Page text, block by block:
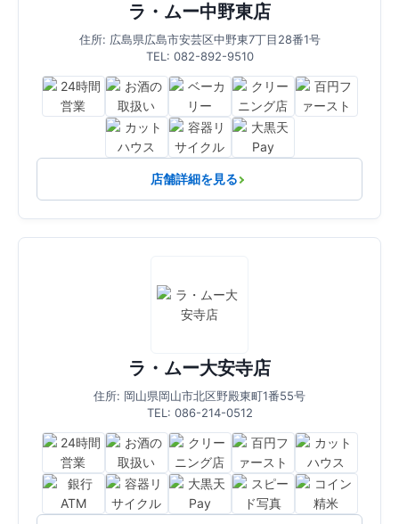
ラ・ムー中野東店
住所: 広島県広島市安芸区中野東7丁目28番1号
TEL: 082-892-9510
店舗詳細を見る
ラ・ムー大安寺店
住所: 岡山県岡山市北区野殿東町1番55号
TEL: 086-214-0512